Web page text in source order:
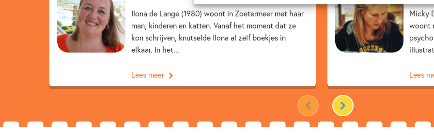
Ilona de Lange (1980) woont in Zoetermeer met haar
man, kinderen en katten. Vanaf het moment dat ze
kon schrijven, knutselde Ilona al zelf boekjes in
elkaar. In het...
Lees meer
Micky
woont
Lees